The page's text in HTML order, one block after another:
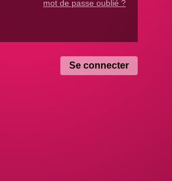
mot de passe oublié ?